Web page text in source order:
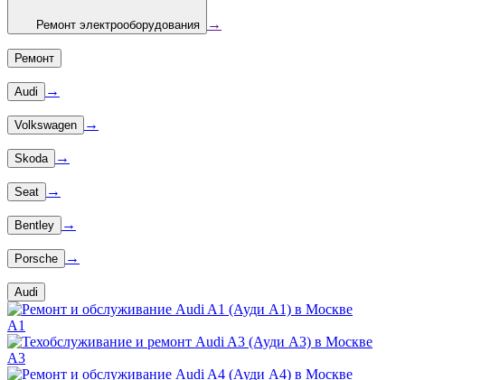
Ремонт электрооборудования →
Ремонт
Audi →
Volkswagen →
Skoda →
Seat →
Bentley →
Porsche →
Audi
A1
A3